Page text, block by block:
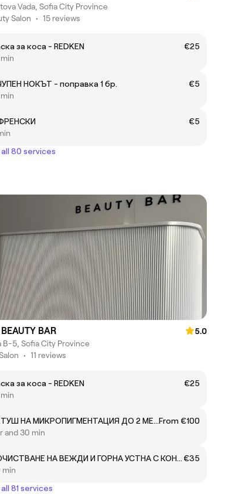
Vada, Sofia City Province
Salon • 15 reviews
за коса - REDKEN
€25
НОКЪТ - поправка 1 бр.
€5
€5
80 services
BAR
5.0
B-5, Sofia City Province
• 11 reviews
за коса - REDKEN
€25
РЕТУШ НА МИКРОПИГМЕНТАЦИЯ ДО 2 МЕСЕЦА - 50% ОТ 1та ЦЕНАFrom €100
and 30 min
ПОЧИСТВАНЕ НА ВЕЖДИ И ГОРНА УСТНА С КОНЕЦ €35
min
81 services